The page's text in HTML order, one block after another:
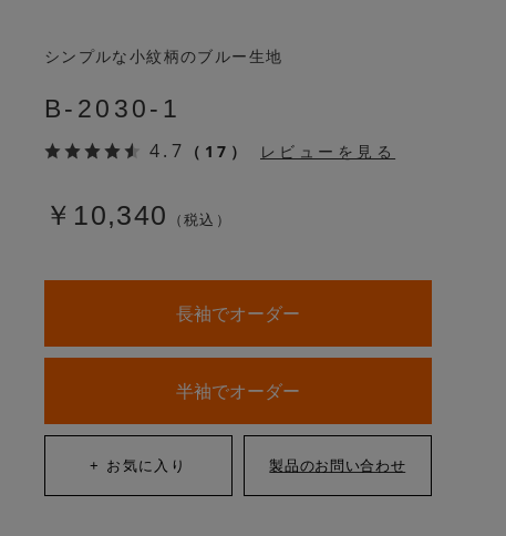
シンプルな小紋柄のブルー生地
B-2030-1
4.7 （17） レビューを見る
￥10,340 （税込）
長袖でオーダー
半袖でオーダー